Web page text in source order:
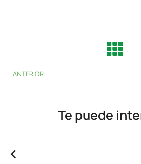
ANTERIOR
Te puede